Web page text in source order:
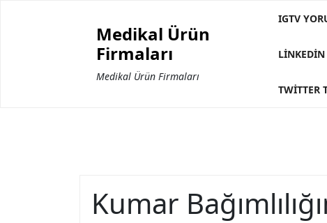
Medikal Ürün
Firmaları
Medikal Ürün Firmaları
IGTV
LINKEDIN
TWITTER
Kumar